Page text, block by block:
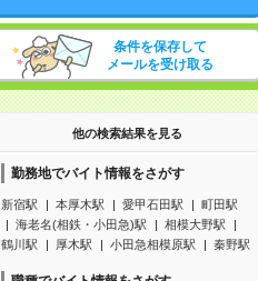
条件を保存して
メールを受け取る
他の検索結果を見る
勤務地でバイト情報をさがす
新宿駅 本厚木駅 愛甲石田駅
町田駅
海老名(相鉄・小田急)駅
相模大野駅
鶴川駅
厚木駅 小田急相模原駅 秦野駅